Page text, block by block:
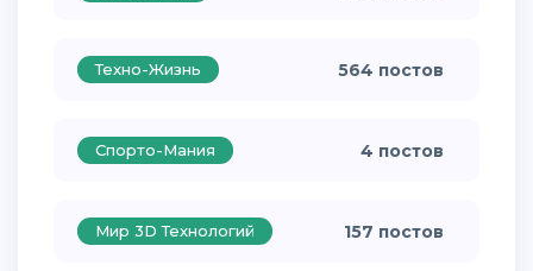
Техно-Жизнь 564 постов
Спорто-Мания 4 постов
Мир 3D Технологий 157 постов